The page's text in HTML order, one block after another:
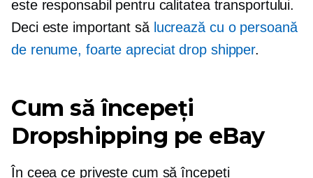
este responsabil pentru calitatea transportului.
Deci este important să lucrează cu o persoană
de renume, foarte apreciatdrop shipper.
Cum să începeți
Dropshipping pe eBay
În ceea ce privește cum să începeți